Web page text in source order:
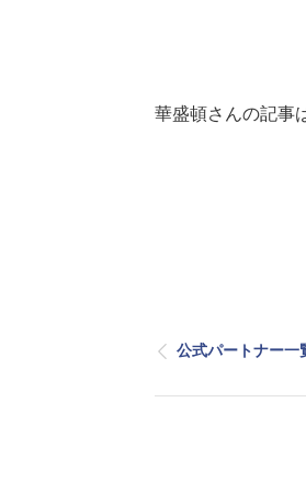
華盛頓さんの記事
公式パートナー一